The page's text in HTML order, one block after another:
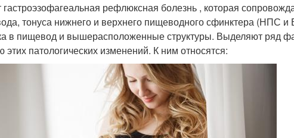
рефлюксная болезнь , которая
тонуса нижнего и верхнего пищеводного сфинктера (НПС
в пищевод и вышерасположенные структуры. Выделяют ряд
патологических изменений. К ним относятся: